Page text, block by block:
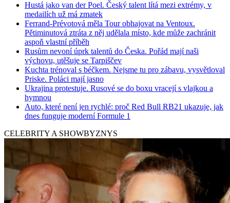
Hustá jako van der Poel. Český talent lítá mezi extrémy, v
medailích už má zmatek
Ferrand-Prévotová měla Tour obhajovat na Ventoux.
Pětiminutová ztráta z něj udělala místo, kde může zachránit
aspoň vlastní příběh
Rusům nevoní úprk talentů do Česka. Pořád mají naši
výchovu, utěšuje se Tarpiščev
Kuchta trénoval s béčkem. Nejsme tu pro zábavu, vysvětloval
Priske. Poláci mají jasno
Ukrajina protestuje. Rusové se do boxu vracejí s vlajkou a
hymnou
Auto, které není jen rychlé: proč Red Bull RB21 ukazuje, jak
dnes funguje moderní Formule 1
CELEBRITY A SHOWBYZNYS